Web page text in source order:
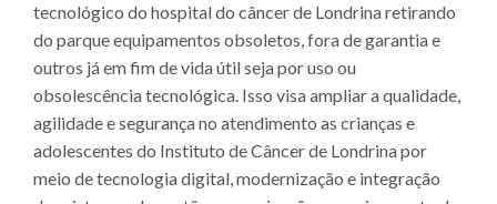
tecnológico do hospital do câncer de Londrina retirando
do parque equipamentos obsoletos, fora de garantia e
outros já em fim de vida útil seja por uso ou
obsolescência tecnológica. Isso visa ampliar a qualidade,
agilidade e segurança no atendimento as crianças e
adolescentes do Instituto de Câncer de Londrina por
meio de tecnologia digital, modernização e integração